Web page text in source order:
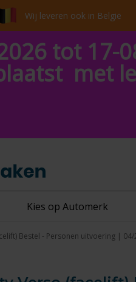
Wij leveren ook in België
tot 17-
met
Kies op Automerk
Bestel - Personen uitvoering |